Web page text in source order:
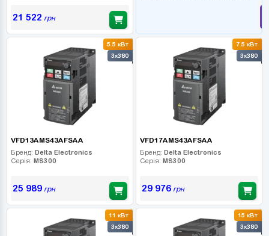
21 522 грн
5.5 кВт
3x380
VFD13AMS43AFSAA
Бренд: Delta Electronics
Серія: MS300
25 989грн
7.5 кВт
3x380
VFD17AMS43AFSAA
Бренд: Delta Electronics
Серія: MS300
29 976грн
11 кВт
3x380
15 кВт
3x380